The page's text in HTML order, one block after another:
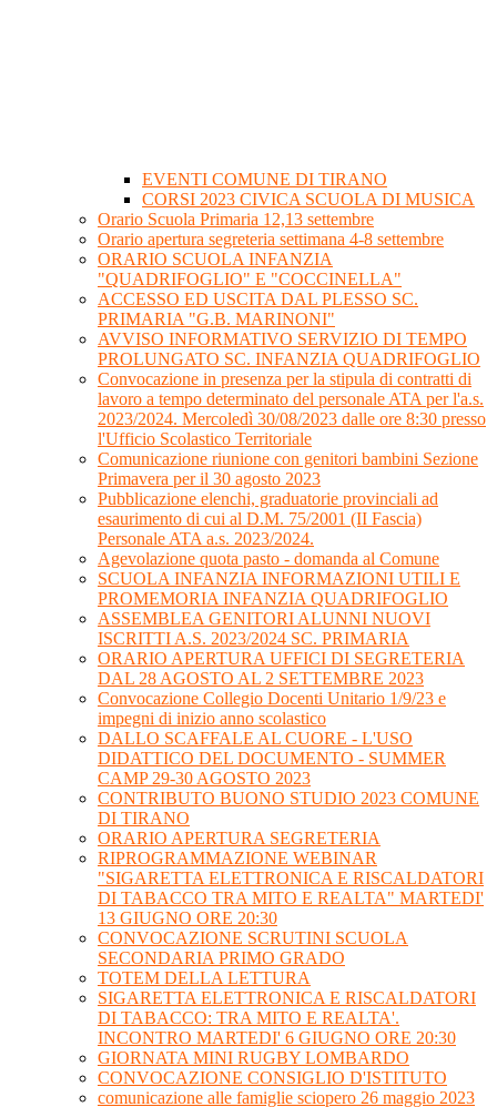
EVENTI COMUNE DI TIRANO
CORSI 2023 CIVICA SCUOLA DI MUSICA
Orario Scuola Primaria 12,13 settembre
Orario apertura segreteria settimana 4-8 settembre
ORARIO SCUOLA INFANZIA
"QUADRIFOGLIO" E "COCCINELLA"
ACCESSO ED USCITA DAL PLESSO SC.
PRIMARIA "G.B. MARINONI"
AVVISO INFORMATIVO SERVIZIO DI TEMPO
PROLUNGATO SC. INFANZIA QUADRIFOGLIO
Convocazione in presenza per la stipula di contratti di
lavoro a tempo determinato del personale ATA per l'a.s.
2023/2024. Mercoledì 30/08/2023 dalle ore 8:30 presso
l'Ufficio Scolastico Territoriale
Comunicazione riunione con genitori bambini Sezione
Primavera per il 30 agosto 2023
Pubblicazione elenchi, graduatorie provinciali ad
esaurimento di cui al D.M. 75/2001 (II Fascia)
Personale ATA a.s. 2023/2024.
Agevolazione quota pasto - domanda al Comune
SCUOLA INFANZIA INFORMAZIONI UTILI E
PROMEMORIA INFANZIA QUADRIFOGLIO
ASSEMBLEA GENITORI ALUNNI NUOVI
ISCRITTI A.S. 2023/2024 SC. PRIMARIA
ORARIO APERTURA UFFICI DI SEGRETERIA
DAL 28 AGOSTO AL 2 SETTEMBRE 2023
Convocazione Collegio Docenti Unitario 1/9/23 e
impegni di inizio anno scolastico
DALLO SCAFFALE AL CUORE - L'USO
DIDATTICO DEL DOCUMENTO - SUMMER
CAMP 29-30 AGOSTO 2023
CONTRIBUTO BUONO STUDIO 2023 COMUNE
DI TIRANO
ORARIO APERTURA SEGRETERIA
RIPROGRAMMAZIONE WEBINAR
"SIGARETTA ELETTRONICA E RISCALDATORI
DI TABACCO TRA MITO E REALTA" MARTEDI'
13 GIUGNO ORE 20:30
CONVOCAZIONE SCRUTINI SCUOLA
SECONDARIA PRIMO GRADO
TOTEM DELLA LETTURA
SIGARETTA ELETTRONICA E RISCALDATORI
DI TABACCO: TRA MITO E REALTA'.
INCONTRO MARTEDI' 6 GIUGNO ORE 20:30
GIORNATA MINI RUGBY LOMBARDO
CONVOCAZIONE CONSIGLIO D'ISTITUTO
comunicazione alle famiglie sciopero 26 maggio 2023